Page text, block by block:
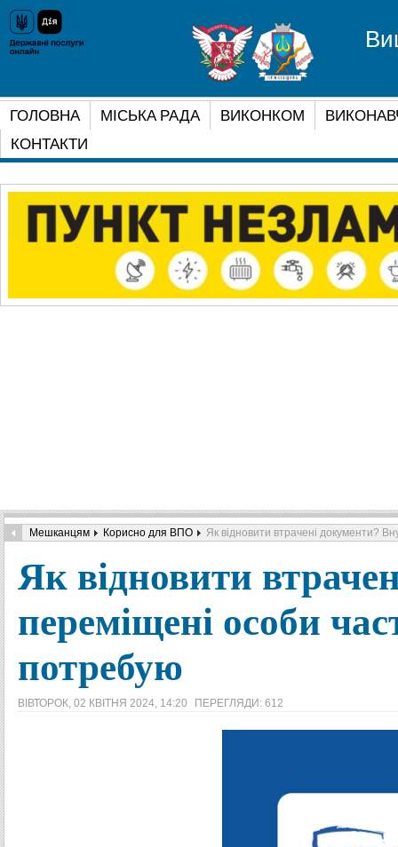
ГОЛОВНА МІСЬКА РАДА ВИКОНКОМ
КОНТАКТИ
Мешканцям Корисно для ВПО Як відновити втрачені документи?
Як відновити
переміщені особи
потребую
ВІВТОРОК, 02 КВІТНЯ 2024, 14:20 ПЕРЕГЛЯДИ: 612